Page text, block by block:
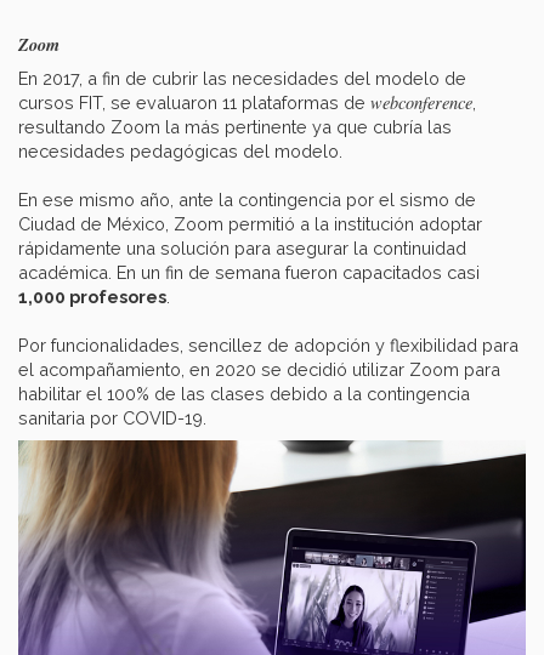
Zoom
En 2017, a fin de cubrir las necesidades del modelo de
cursos FIT, se evaluaron 11 plataformas de webconference
resultando Zoom la más pertinente ya que cubría las
necesidades pedagógicas del modelo.
En ese mismo año, ante la contingencia por el sismo de
Ciudad de México, Zoom permitió a la institución adoptar
rápidamente una solución para asegurar la continuidad
académica. En un fin de semana fueron capacitados casi
1,000 profesores
Por funcionalidades, sencillez de adopción y flexibilidad para
el acompañamiento, en 2020 se decidió utilizar Zoom para
habilitar el 100% de las clases debido a la contingencia
sanitaria por COVID-19.